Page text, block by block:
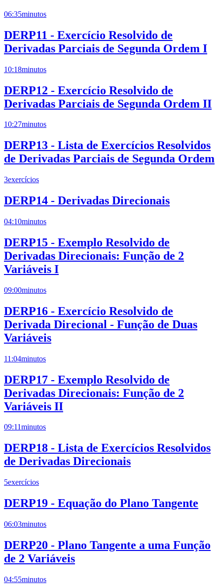
06:35minutos
DERP11 - Exercício Resolvido de
Derivadas Parciais de Segunda Ordem I
10:18minutos
DERP12 - Exercício Resolvido de
Derivadas Parciais de Segunda Ordem II
10:27minutos
DERP13 - Lista de Exercícios Resolvidos
de Derivadas Parciais de Segunda Ordem
3exercícios
DERP14 - Derivadas Direcionais
04:10minutos
DERP15 - Exemplo Resolvido de
Derivadas Direcionais: Função de 2
Variáveis I
09:00minutos
DERP16 - Exercício Resolvido de
Derivada Direcional - Função de Duas
Variáveis
11:04minutos
DERP17 - Exemplo Resolvido de
Derivadas Direcionais: Função de 2
Variáveis II
09:11minutos
DERP18 - Lista de Exercícios Resolvidos
de Derivadas Direcionais
5exercícios
DERP19 - Equação do Plano Tangente
06:03minutos
DERP20 - Plano Tangente a uma Função
de 2 Variáveis
04:55minutos